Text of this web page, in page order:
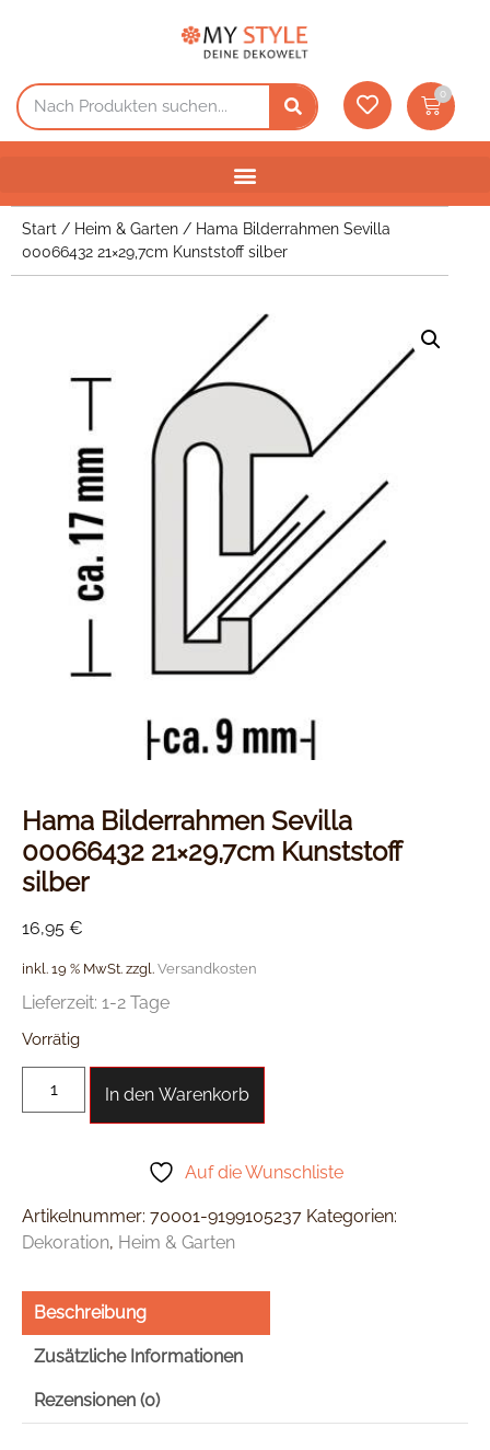
0
Start / Heim & Garten / Hama Bilderrahmen Sevilla
00066432 21×29,7cm Kunststoff silber
Hama Bilderrahmen Sevilla
00066432 21×29,7cm Kunststoff
silber
16,95 €
inkl. 19 % MwSt. zzgl. Versandkosten
Lieferzeit: 1-2 Tage
Vorrätig
In den Warenkorb
Auf die Wunschliste
Artikelnummer: 70001-9199105237 Kategorien:
Dekoration, Heim & Garten
Beschreibung
Zusätzliche Informationen
Rezensionen (0)